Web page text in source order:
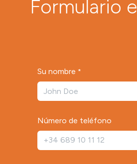
Formulario
Su nombre *
Número de teléfono